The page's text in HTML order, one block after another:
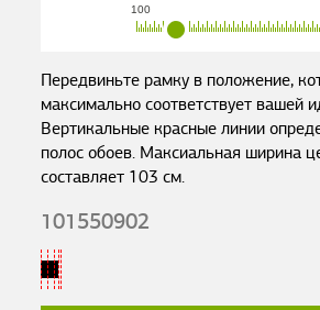
100
Передвиньте рамку в положение,
максимально соответствует вашей
Вертикальные красные линии
полос обоев. Максиальная ширина
составляет 103 см.
101550902